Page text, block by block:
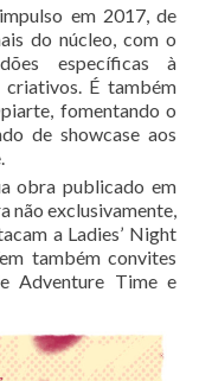
em 2017, de
do núcleo, com o
específicas à
É também
fomentando o
de showcase aos
obra publicado em
não exclusivamente,
a Ladies’ Night
também convites
Adventure Time e